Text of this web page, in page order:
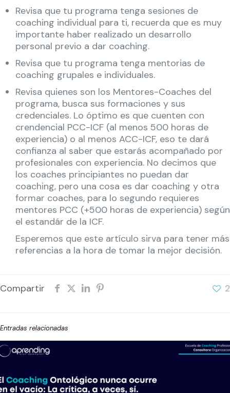
Revisa que tu programa tenga sesiones de
coaching individual para ti, recuerda que es muy
importante haber realizado un desarrollo
personal previo a dar coaching.
Revisa que tu programa tenga mentorias de
coaching grupales e individuales.
Revisa quienes son los Mentores-Coaches del
programa, busca sus formaciones y sus
credenciales. Lo óptimo es que cuenten con
crendencial PCC-ICF (al menos 500 horas de
experiencia) o al menos ACC-ICF, eso te dará
confianza al saber que estarás acompañado por
profesionales con experiencia. No decimos que
los coaches principiantes no puedan dar
coaching, pero una cosa es dar coaching y otra
formar coaches, para lo segundo requieres
mentores PCC (+500 horas de experiencia) según
el estandár de la ICF.
Esperemos que este artículo sirva para tener más
referencias a la hora de tomar la mejor decisión.
Compartir 2
Entradas relacionadas